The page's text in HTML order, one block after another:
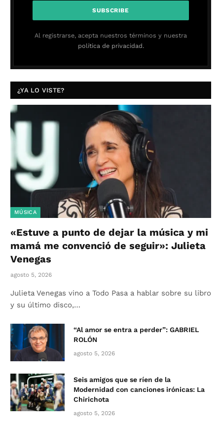
Al registrarse, acepta nuestros términos y nuestra
política de privacidad.
¿YA LO VISTE?
MÚSICA
«Estuve a punto de dejar la música y mi
mamá me convenció de seguir»: Julieta
Venegas
agosto 5, 2026
Julieta Venegas vino a Todo Pasa a hablar sobre su libro
y su último disco,…
“Al amor se entra a perder”: GABRIEL
ROLÓN
agosto 5, 2026
Seis amigos que se ríen de la
Modernidad con canciones irónicas: La
Chirichota
agosto 5, 2026